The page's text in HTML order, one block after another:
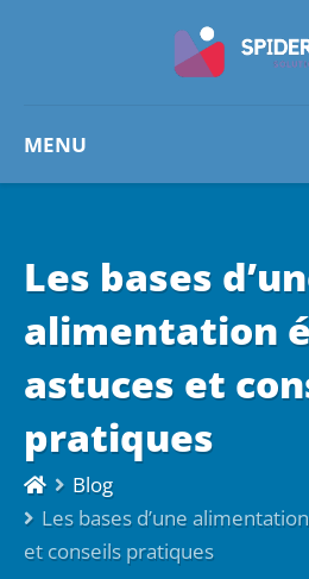
MENU
Les bases
alimentation
astuces et
pratiques
Blog
Les bases d’une
et conseils pratiques